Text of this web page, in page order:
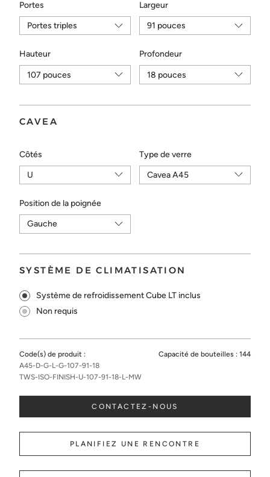
Portes Largeur
Hauteur Profondeur
CAVEA
Côtés Type de verre
Position de la poignée
SYSTÈME DE CLIMATISATION
Système de refroidissement Cube LT inclus
Non requis
Code(s) de produit :
A45-D-G-L-G-107-91-18
TWS-ISO-FINISH-U-107-91-18-L-MW
Capacité de bouteilles : 144
CONTACTEZ-NOUS
PLANIFIEZ UNE RENCONTRE